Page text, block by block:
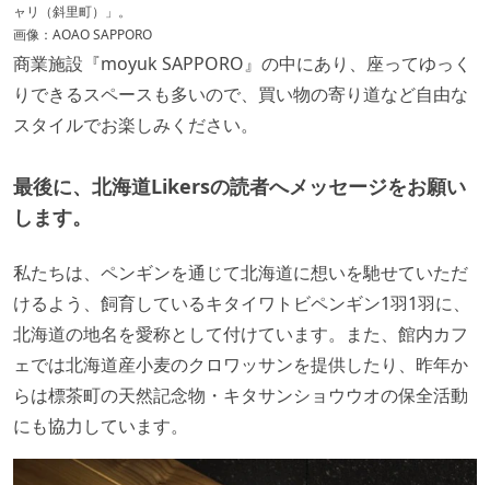
ャリ（斜里町）」。
画像：AOAO SAPPORO
商業施設『moyuk SAPPORO』の中にあり、座ってゆっく
りできるスペースも多いので、買い物の寄り道など自由な
スタイルでお楽しみください。
最後に、北海道Likersの読者へメッセージをお願い
します。
私たちは、ペンギンを通じて北海道に想いを馳せていただ
けるよう、飼育しているキタイワトビペンギン1羽1羽に、
北海道の地名を愛称として付けています。また、館内カフ
ェでは北海道産小麦のクロワッサンを提供したり、昨年か
らは標茶町の天然記念物・キタサンショウウオの保全活動
にも協力しています。